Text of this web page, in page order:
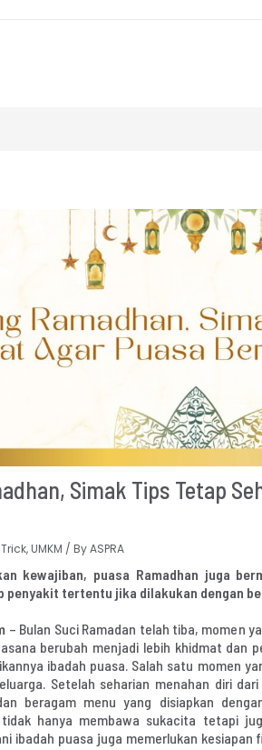
Simak Tips Tetap
Trick,UMKM / ByASPRA
kewajiban, puasa Ramadhan juga
penyakit tertentu jika dilakukan dengan
– Bulan Suci Ramadan telah tiba, momen
berubah menjadi lebih khidmat dan
ibadah puasa. Salah satu momen
Setelah seharian menahan diri
beragam menu yang disiapkan
hanya membawa sukacita tetapi
ibadah puasa juga memerlukan